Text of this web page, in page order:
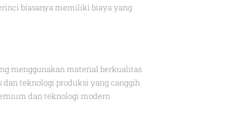
biasanya memiliki biaya yang
menggunakan material berkualitas
teknologi produksi yang canggih
dan teknologi modern